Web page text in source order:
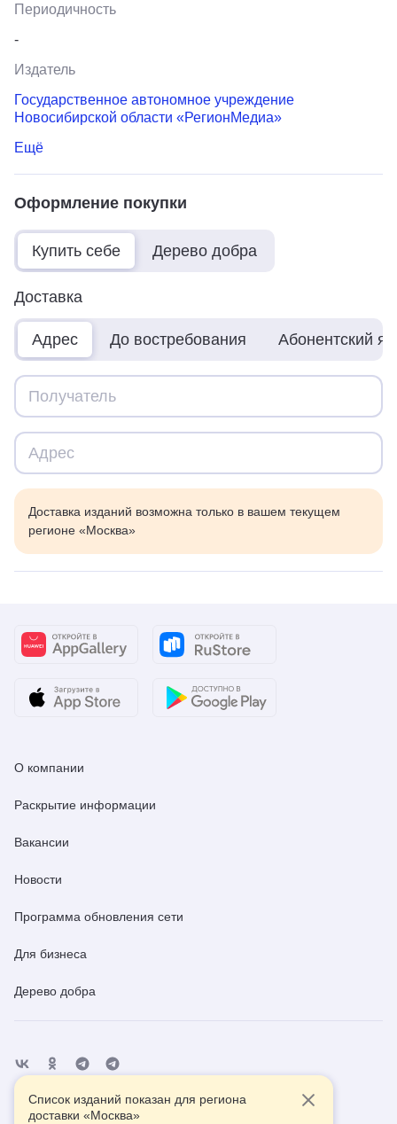
Периодичность
-
Издатель
Государственное автономное учреждение
Новосибирской области «РегионМедиа»
Ещё
Оформление покупки
Купить себе Дерево добра
Доставка
Адрес До востребования Абонентский
Доставка изданий возможна только в вашем текущем
регионе «Москва»
О компании
Раскрытие информации
Вакансии
Новости
Программа обновления сети
Для бизнеса
Дерево добра
Помощь Контакты
Список изданий показан для региона
доставки «Москва»